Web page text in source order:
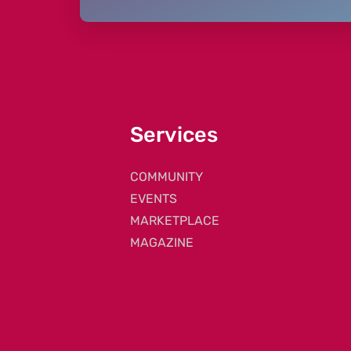
Services
COMMUNITY
EVENTS
MARKETPLACE
MAGAZINE